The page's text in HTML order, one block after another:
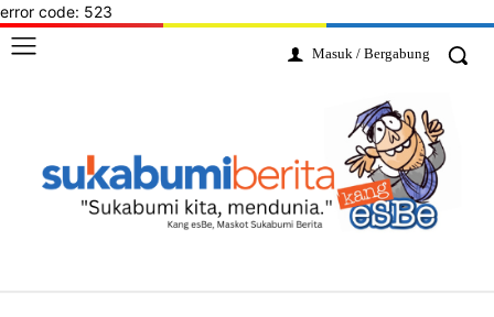
error code: 523
Masuk / Bergabung